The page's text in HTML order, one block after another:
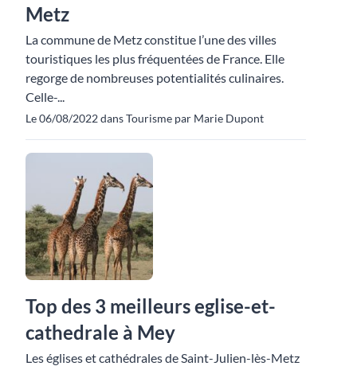
Metz
La commune de Metz constitue l’une des villes
touristiques les plus fréquentées de France. Elle
regorge de nombreuses potentialités culinaires.
Celle-...
Le 06/08/2022 dans Tourisme par Marie Dupont
Top des 3 meilleurs eglise-et-
cathedrale à Mey
Les églises et cathédrales de Saint-Julien-lès-Metz